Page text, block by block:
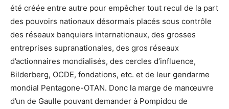
été créée entre autre pour empêcher tout recul de la part
des pouvoirs nationaux désormais placés sous contrôle
des réseaux banquiers internationaux, des grosses
entreprises supranationales, des gros réseaux
d’actionnaires mondialisés, des cercles d’influence,
Bilderberg, OCDE, fondations, etc. et de leur gendarme
mondial Pentagone-OTAN. Donc la marge de manœuvre
d’un de Gaulle pouvant demander à Pompidou de